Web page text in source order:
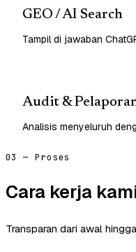
GEO / AI Search
Tampil di jawaban
Audit &
Analisis menyeluruh
03 — Proses
Cara kerja
Transparan dari awal